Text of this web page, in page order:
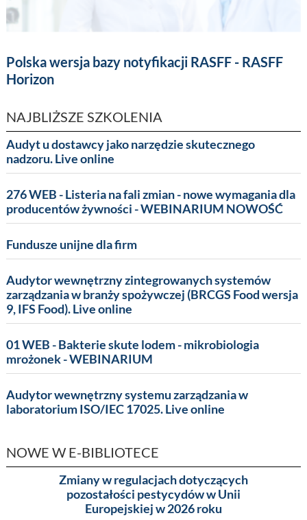
Polska wersja bazy notyfikacji RASFF - RASFF
Horizon
NAJBLIŻSZE SZKOLENIA
Audyt u dostawcy jako narzędzie skutecznego
nadzoru. Live online
276 WEB - Listeria na fali zmian - nowe wymagania dla
producentów żywności - WEBINARIUM NOWOŚĆ
Fundusze unijne dla firm
Audytor wewnętrzny zintegrowanych systemów
zarządzania w branży spożywczej (BRCGS Food wersja
9, IFS Food). Live online
01 WEB - Bakterie skute lodem - mikrobiologia
mrożonek - WEBINARIUM
Audytor wewnętrzny systemu zarządzania w
laboratorium ISO/IEC 17025. Live online
NOWE W E-BIBLIOTECE
Zmiany w regulacjach dotyczących
pozostałości pestycydów w Unii
Europejskiej w 2026 roku